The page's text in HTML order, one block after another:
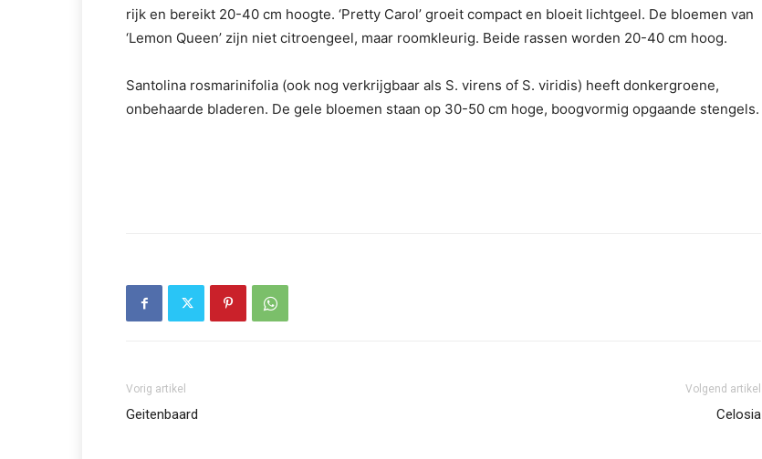
rijk en bereikt 20-40 cm hoogte. ‘Pretty Carol’ groeit compact en bloeit lichtgeel. De bloemen van
‘Lemon Queen’ zijn niet citroengeel, maar roomkleurig. Beide rassen worden 20-40 cm hoog.
Santolina rosmarinifolia (ook nog verkrijgbaar als S. virens of S. viridis) heeft donkergroene,
onbehaarde bladeren. De gele bloemen staan op 30-50 cm hoge, boogvormig opgaande stengels.
Vorig artikel
Geitenbaard
Volgend artikel
Celosia